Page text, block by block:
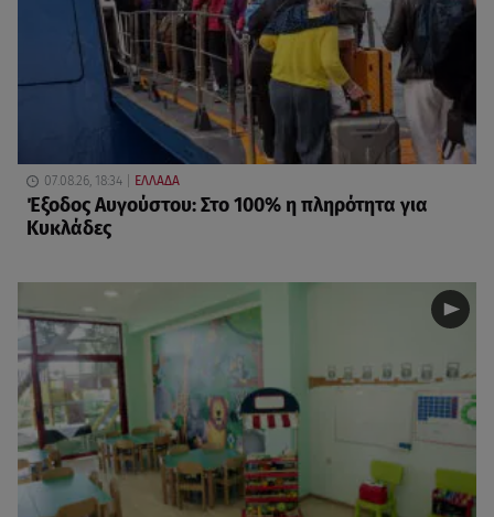
07.08.26, 18:34 ΕΛΛΑΔΑ
Έξοδος Αυγούστου: Στο 100% η πληρότητα για
Κυκλάδες